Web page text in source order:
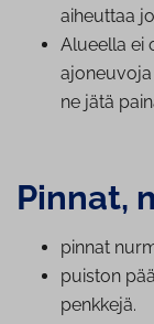
aiheuttaa
Alueella ei
ne jätä
Pinnat,
pinnat
puiston
penkkejä.